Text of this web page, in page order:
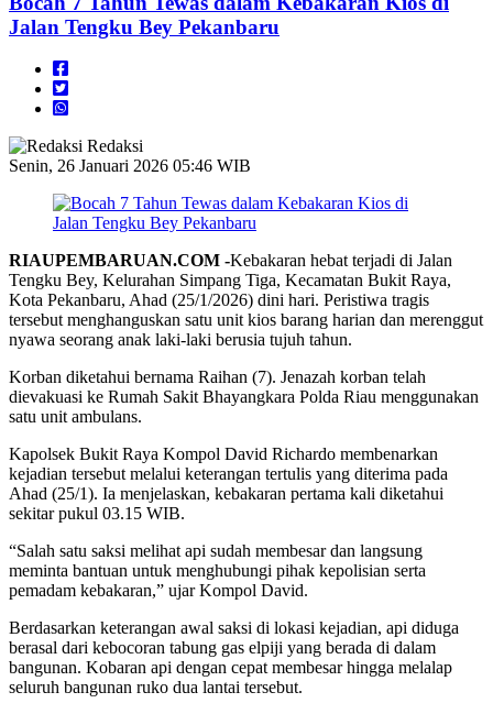
Jalan Tengku Bey Pekanbaru
Redaksi
Senin, 26 Januari 2026 05:46 WIB
RIAUPEMBARUAN.COM -Kebakaran hebat terjadi di Jalan
Tengku Bey, Kelurahan Simpang Tiga, Kecamatan Bukit Raya,
Kota Pekanbaru, Ahad (25/1/2026) dini hari. Peristiwa tragis
tersebut menghanguskan satu unit kios barang harian dan merenggut
nyawa seorang anak laki-laki berusia tujuh tahun.
Korban diketahui bernama Raihan (7). Jenazah korban telah
dievakuasi ke Rumah Sakit Bhayangkara Polda Riau menggunakan
satu unit ambulans.
Kapolsek Bukit Raya Kompol David Richardo membenarkan
kejadian tersebut melalui keterangan tertulis yang diterima pada
Ahad (25/1). Ia menjelaskan, kebakaran pertama kali diketahui
sekitar pukul 03.15 WIB.
“Salah satu saksi melihat api sudah membesar dan langsung
meminta bantuan untuk menghubungi pihak kepolisian serta
pemadam kebakaran,” ujar Kompol David.
Berdasarkan keterangan awal saksi di lokasi kejadian, api diduga
berasal dari kebocoran tabung gas elpiji yang berada di dalam
bangunan. Kobaran api dengan cepat membesar hingga melalap
seluruh bangunan ruko dua lantai tersebut.